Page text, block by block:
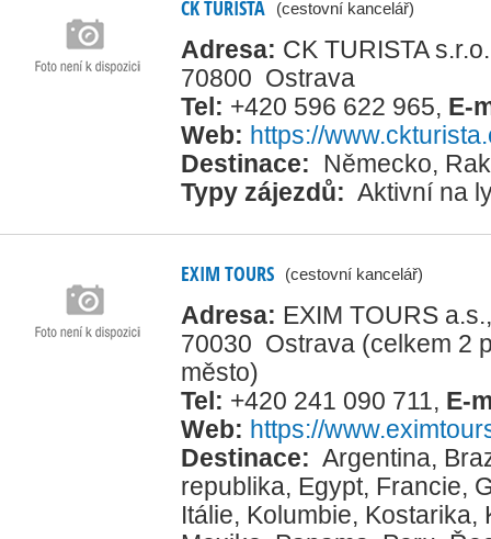
CK TURISTA (cestovní kancelář)
Adresa: CK TURISTA
70800 Ostrava
Tel: +420 596 622 965, E-
Web: https://
Destinace:
Německo,
Typy zájezdů: Aktivní na
EXIM TOURS (cestovní kancelář)
Adresa: EXIM TOURS
70030 Ostrava (celkem 2
město)
Tel: +420 241 090 711, E-
Web: https://
Destinace: Argentina,
republika, Egypt, Francie,
Itálie, Kolumbie, Kostarika,